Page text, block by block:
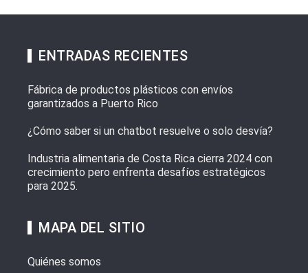
ENTRADAS RECIENTES
Fábrica de productos plásticos con envíos
garantizados a Puerto Rico
¿Cómo saber si un chatbot resuelve o solo desvía?
Industria alimentaria de Costa Rica cierra 2024 con
crecimiento pero enfrenta desafíos estratégicos
para 2025.
MAPA DEL SITIO
Quiénes somos